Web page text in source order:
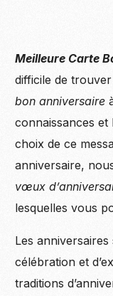
Meilleure Carte
difficile de
bon anniversaire
connaissances
choix de ce
anniversaire,
vœux
lesquelles vous
Les
célébration et
traditions